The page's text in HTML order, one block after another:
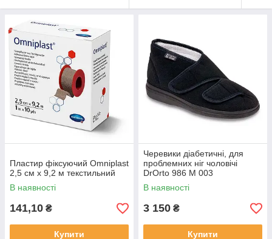
Перевязочные средства и уход за ранами
Пластир фіксуючий Omniplast
2,5 см х 9,2 м текстильний
В наявності
141,10 ₴
Купити
Черевики діабетичні, для
проблемних ніг чоловічі
DrOrto 986 M 003
В наявності
3 150 ₴
Купити